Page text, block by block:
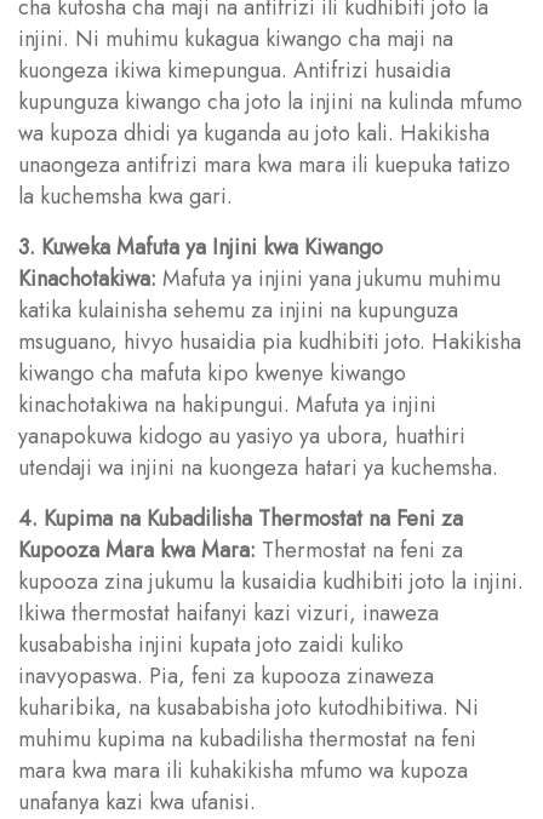
cha kutosha cha maji na antifrizi ili kudhibiti joto la
injini. Ni muhimu kukagua kiwango cha maji na
kuongeza ikiwa kimepungua. Antifrizi husaidia
kupunguza kiwango cha joto la injini na kulinda mfumo
wa kupoza dhidi ya kuganda au joto kali. Hakikisha
unaongeza antifrizi mara kwa mara ili kuepuka tatizo
la kuchemsha kwa gari.
3. Kuweka Mafuta ya Injini kwa Kiwango
Kinachotakiwa: Mafuta ya injini yana jukumu muhimu
katika kulainisha sehemu za injini na kupunguza
msuguano, hivyo husaidia pia kudhibiti joto. Hakikisha
kiwango cha mafuta kipo kwenye kiwango
kinachotakiwa na hakipungui. Mafuta ya injini
yanapokuwa kidogo au yasiyo ya ubora, huathiri
utendaji wa injini na kuongeza hatari ya kuchemsha.
4. Kupima na Kubadilisha Thermostat na Feni za
Kupooza Mara kwa Mara: Thermostat na feni za
kupooza zina jukumu la kusaidia kudhibiti joto la injini.
Ikiwa thermostat haifanyi kazi vizuri, inaweza
kusababisha injini kupata joto zaidi kuliko
inavyopaswa. Pia, feni za kupooza zinaweza
kuharibika, na kusababisha joto kutodhibitiwa. Ni
muhimu kupima na kubadilisha thermostat na feni
mara kwa mara ili kuhakikisha mfumo wa kupoza
unafanya kazi kwa ufanisi.